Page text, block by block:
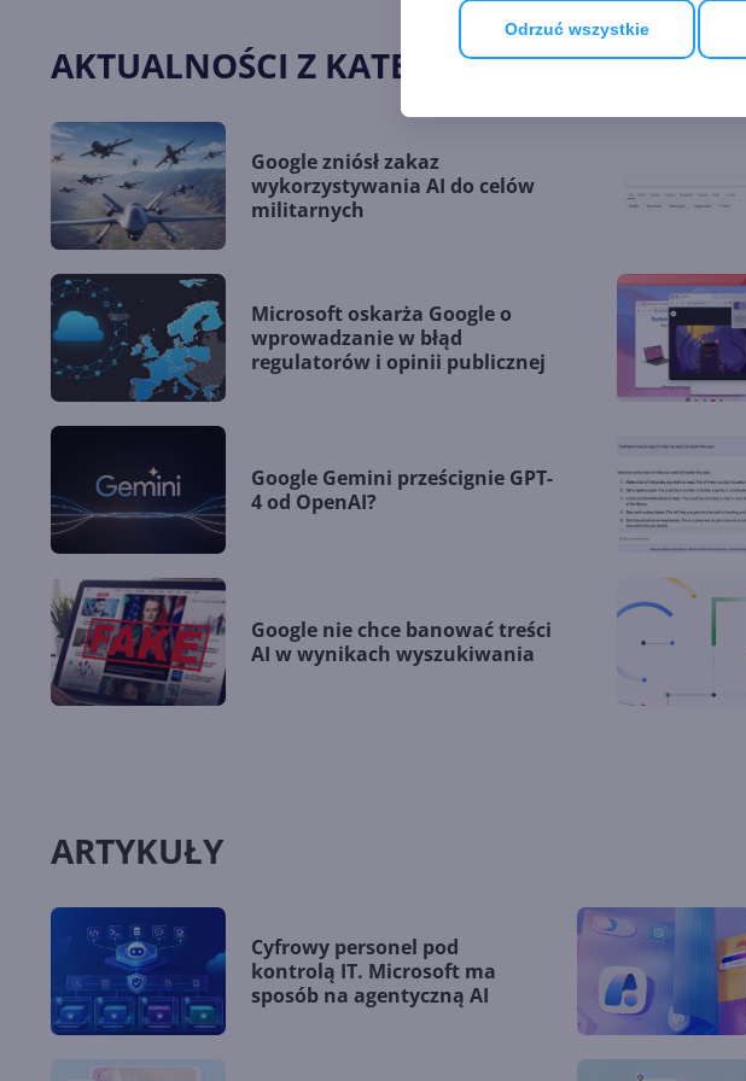
Odrzuć wszystkie
AKTUALNOŚCI Z KATEGORII GOOGLE
Google zniósł zakaz
wykorzystywania AI do celów
militarnych
Microsoft oskarża Google o
wprowadzanie w błąd
regulatorów i opinii publicznej
Google Gemini prześcignie GPT-
4 od OpenAI?
Google nie chce banować treści
AI w wynikach wyszukiwania
ARTYKUŁY
Cyfrowy personel pod
kontrolą IT. Microsoft ma
sposób na agentyczną AI